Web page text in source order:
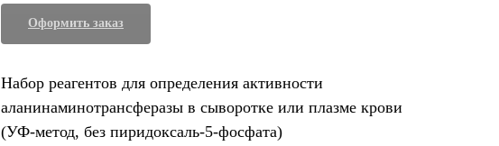
Оформить заказ
Набор реагентов для определения активности
аланинаминотрансферазы в сыворотке или плазме крови
(УФ-метод, без пиридоксаль-5-фосфата)